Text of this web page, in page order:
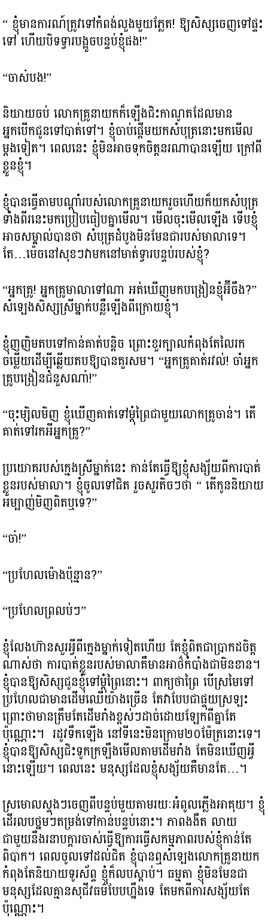
“ ខ្ញុំមានការណ៍ត្រូវទៅកំពង់លួងមួយភ្លែត! ឱ្យសិស្សចេញទៅផ្ទះ
ទៅ ហើយបិទទ្វារបង្អួចបន្ទប់ខ្ញុំផង!”
“ចាស៎បង!”
និយាយចប់ លោកគ្រូនាយកក៏ឡើងជិះកាណូតដែលមាន
អ្នកបើកជូនទៅបាត់ទៅ។ ខ្ញុំចាប់ផ្តើមយកសំបុត្រនោះមកមើល
ម្តងទៀត។ ពេលនេះ ខ្ញុំមិនអាចទុកចិត្តនរណាបានឡើយ ក្រៅពី
ខ្លួនខ្ញុំ។​
ខ្ញុំបានធ្វើតាមបណ្តាំរបស់លោកគ្រូនាយករួចហើយក៏យកសំបុត្រ
ទាំងពីរនេះមកប្រៀបធៀបគ្នាមើល។ មើលចុះមើលឡើង ទើបខ្ញុំ
អាចសម្គាល់បានថា សំបុត្រដំបូងមិនមែនជារបស់មាលាទេ។
តែ…ម៉េចនៅសុខៗវាមកនៅមាត់ទ្វារបន្ទប់របស់ខ្ញុំ?
“អ្នកគ្រូ! អ្នកគ្រូមាលាទៅណា អត់ឃើញមកបង្រៀនខ្ញុំអ៊ីចឹង?”​
សំឡេងសិស្សស្រីម្នាក់បន្លឺឡើងពីក្រោយខ្ញុំ។
ខ្ញុំញញិមតបទៅកាន់គាត់បន្តិច ព្រោះខួរក្បាលកំពុងតែលៃរក
ចម្លើយដើម្បីឆ្លើយតបឱ្យបានគួរសម។ “អ្នកគ្រូគាត់រវល់! ចាំអ្នក
គ្រូបង្រៀនជំនួសណា៎!”
“ចុះម្សិលមិញ ខ្ញុំឃើញគាត់ទៅម្តុំព្រៃជាមួយលោកគ្រូចាន់។ តើ
គាត់ទៅរកអីអ្នកគ្រូ?”
ប្រយោគរបស់ក្មេងស្រីម្នាក់នេះ កាន់តែធ្វើឱ្យខ្ញុំសង្ស័យពីការបាត់
ខ្លួនរបស់មាលា។ ខ្ញុំចូលទៅជិត រួចសួរតិចៗថា “ តើកូននិយាយ
អម្បាញ់មិញពិតឬទេ?”
“ចា៎!”
“ប្រហែលម៉ោងប៉ុន្មាន?”
“ប្រហែលព្រលប់ៗ”
ខ្ញុំលែងហ៊ានសួរអ្វីពីក្មេងម្នាក់ទៀតហើយ តែខ្ញុំពិតជាប្រាកដចិត្ត
ណាស់ថា ការបាត់ខ្លួនរបស់មាលាគឺមានអាថ៌កំបាំងជាមិនខាន។
ខ្ញុំបានឱ្យសិស្សជូនខ្ញុំទៅម្តុំព្រៃនោះ។ ពាក្យថាព្រៃ បើស្រមៃទៅ
ប្រហែលជាមានដើមឈើយ៉ាងច្រើន តែវាបែបជាផ្ទុយស្រឡះ
ព្រោះថាមានត្រឹមតែដើមរាំងខ្ពស់ៗដាច់ដោយឡែកពីគ្នាតែ
ប៉ុណ្ណោះ។ រដូវទឹកឡើង នៅទីនេះមិនក្រោម២០ម៉ែត្រនោះទេ។
ខ្ញុំបានឱ្យសិស្សជិះទូកក្រឡឹងមើលតាមដើមរាំង តែមិនឃើញអ្វី
នោះឡើយ។ ពេលនេះ មនុស្សដែលខ្ញុំសង្ស័យគឺមានតែ…។
ស្រមោលស្ទុងៗចេញពីបន្ទប់មួយតាមរយៈអំពូលភ្លើងអាគុយ។ ខ្ញុំ
ដើរលបថ្នមៗតម្រង់ទៅកាន់បន្ទប់នោះ។ ភាពងងឹត លាយ
ជាមួយនឹងរនាបក្តារចាស់ធ្វើឱ្យការធ្វើសកម្មភាពរបស់ខ្ញុំកាន់តែ
ពិបាក។ ពេលចូលទៅដល់ជិត ខ្ញុំបានឮសំឡេងលោកគ្រូនាយក
កំពុងតែនិយាយទូរស័ព្ទ ខ្ញុំក៏លបស្តាប់។ ធម្មតា ខ្ញុំមិនមែនជា
មនុស្សដែលគ្មានសុជីវធម៌បែបហ្នឹងទេ តែមកពីការសង្ស័យតែ
ប៉ុណ្ណោះ។